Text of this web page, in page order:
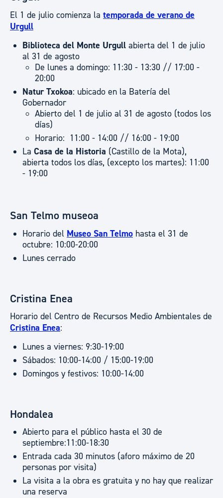
El 1 de julio comienza la temporada de verano de
Urgull
Biblioteca del Monte Urgull abierta del 1 de julio
al 31 de agosto
De lunes a domingo: 11:30 - 13:30 // 17:00 -
20:00
Natur Txokoa: ubicado en la Batería del
Gobernador
Abierto del 1 de julio al 31 de agosto (todos los
días)
Horario: 11:00 - 14:00 // 16:00 - 19:00
La Casa de la Historia (Castillo de la Mota),
abierta todos los días, (excepto los martes): 11:00
- 19:00
San Telmo museoa
Horario del Museo San Telmo hasta el 31 de
octubre: 10:00-20:00
Lunes cerrado
Cristina Enea
Horario del Centro de Recursos Medio Ambientales de
Cristina Enea:
Lunes a viernes: 9:30-19:00
Sábados: 10:00-14:00 / 15:00-19:00
Domingos y festivos: 10:00-14:00
Hondalea
Abierto para el público hasta el 30 de
septiembre:11:00-18:30
Entrada cada 30 minutos (aforo máximo de 20
personas por visita)
La visita a la obra es gratuita y no hay que realizar
una reserva